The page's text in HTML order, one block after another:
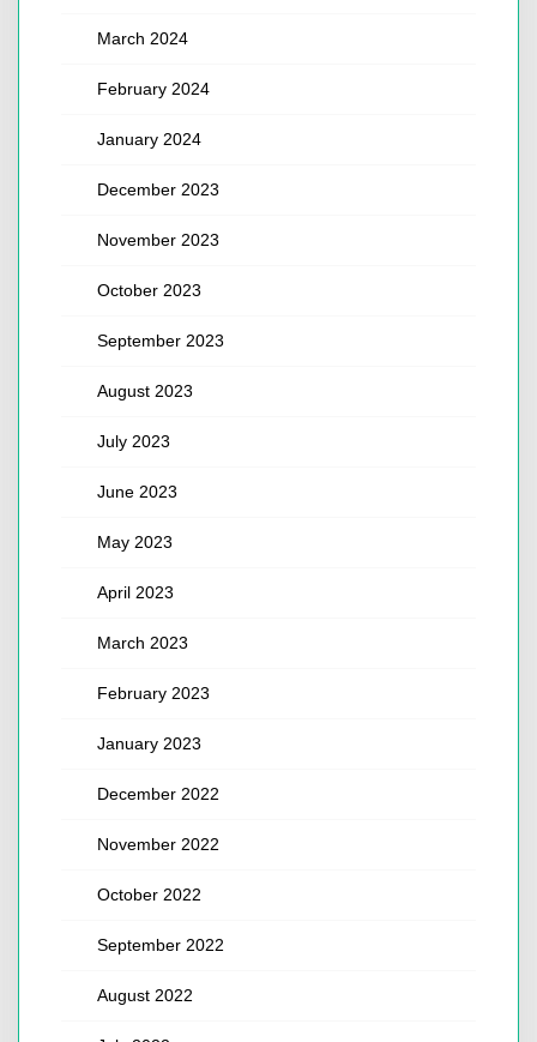
March 2024
February 2024
January 2024
December 2023
November 2023
October 2023
September 2023
August 2023
July 2023
June 2023
May 2023
April 2023
March 2023
February 2023
January 2023
December 2022
November 2022
October 2022
September 2022
August 2022